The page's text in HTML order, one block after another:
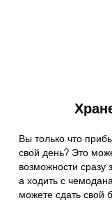
Вы только что
свой день? Это
возможности сразу
а ходить с
можете сдать свой